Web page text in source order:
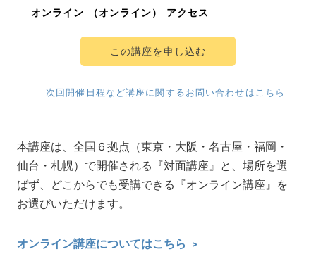
オンライン （オンライン） アクセス
この講座を申し込む
次回開催日程など講座に関するお問い合わせはこちら
本講座は、全国６拠点（東京・大阪・名古屋・福岡・
仙台・札幌）で開催される『対面講座』と、場所を選
ばず、どこからでも受講できる『オンライン講座』を
お選びいただけます。
オンライン講座についてはこちら